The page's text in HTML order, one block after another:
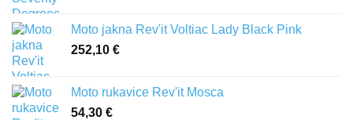
Moto jakna Rev'it Voltiac Lady Black Pink
252,10 €
Moto rukavice Rev'it Mosca
54,30 €